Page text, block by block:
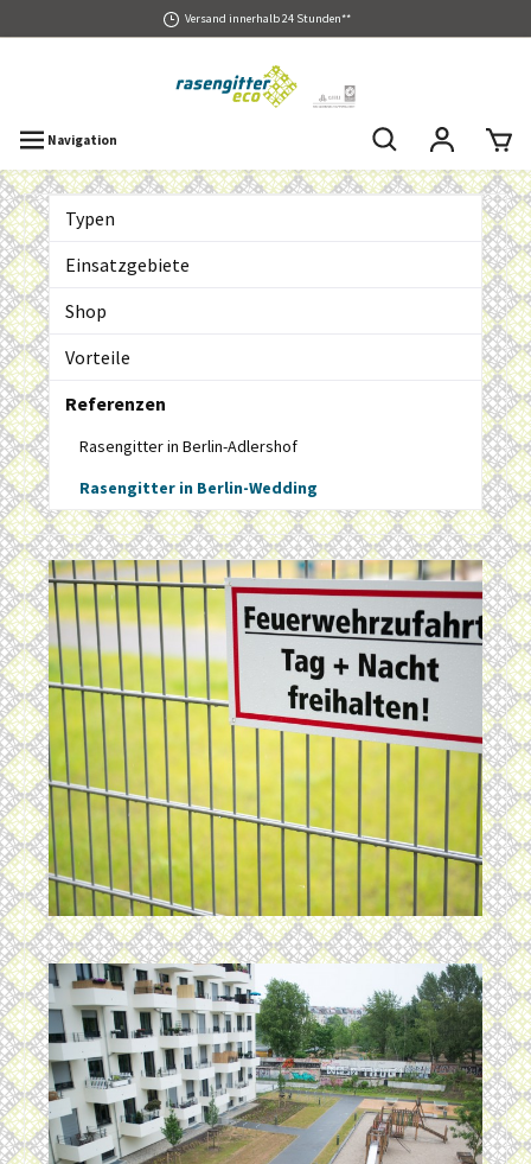
Versand innerhalb 24 Stunden**
Navigation
Typen
Einsatzgebiete
Shop
Vorteile
Referenzen
Rasengitter in Berlin-Adlershof
Rasengitter in Berlin-Wedding